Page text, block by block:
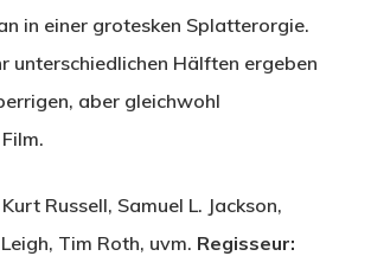
in einer grotesken Splatterorgie.
unterschiedlichen Hälften ergeben
aber gleichwohl
Kurt Russell, Samuel L. Jackson,
Tim Roth, uvm. Regisseur: